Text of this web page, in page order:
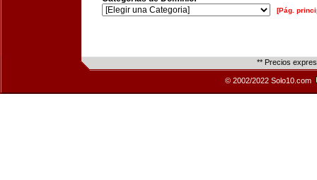
[Pág.
** Precios
© 2002/2022 Solo10.com